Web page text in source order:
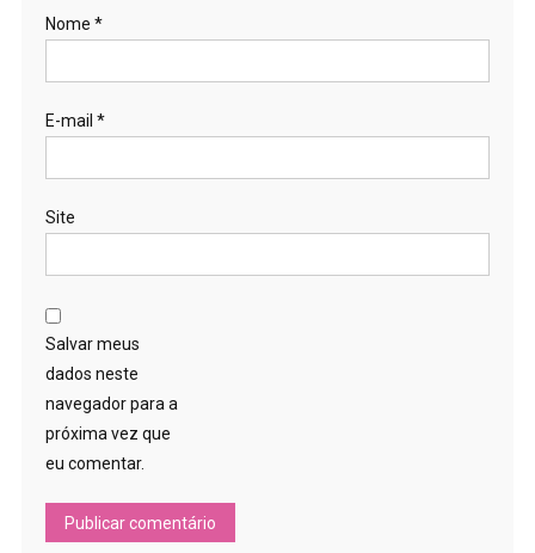
Nome *
E-mail *
Site
Salvar meus
dados neste
navegador para a
próxima vez que
eu comentar.